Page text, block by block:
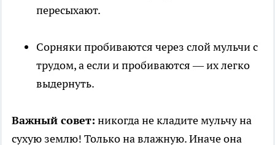
пересыхают.
Сорняки пробиваются через слой мульчи с
трудом, а если и пробиваются — их легко
выдернуть.
Важный совет: никогда не кладите мульчу на
сухую землю! Только на влажную. Иначе она